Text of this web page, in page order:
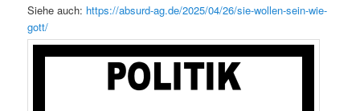
Siehe auch: https://absurd-ag.de/2025/04/26/sie-wollen-sein-wie-
gott/